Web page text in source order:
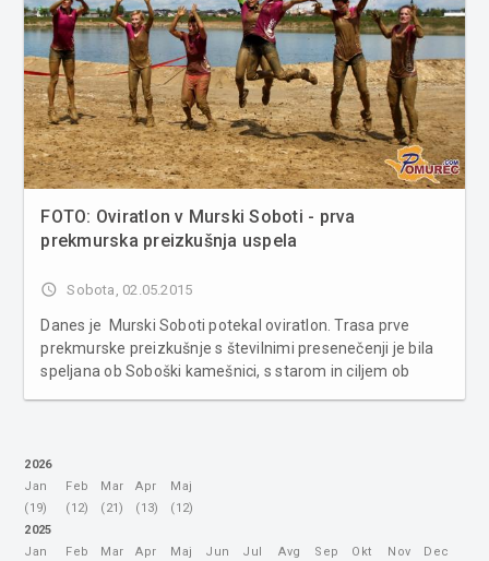
FOTO: Oviratlon v Murski Soboti - prva
prekmurska preizkušnja uspela
access_time Sobota, 02.05.2015
Danes je Murski Soboti potekal oviratlon. Trasa prve
prekmurske preizkušnje s številnimi presenečenji je bila
speljana ob Soboški kamešnici, s starom in ciljem ob
2026
Jan
(19)
Feb
(12)
Mar
(21)
Apr
(13)
Maj
(12)
2025
Jan
Feb
Mar
Apr
Maj
Jun
Jul
Avg
Sep
Okt
Nov
Dec